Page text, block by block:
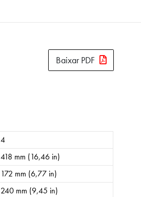
Baixar PDF
4
418 mm (16,46 in)
172 mm (6,77 in)
240 mm (9,45 in)